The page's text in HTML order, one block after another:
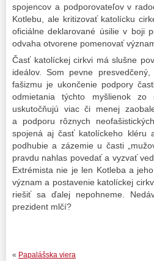
spojencov a podporovateľov v
Kotlebu, ale kritizovať katolícku
oficiálne deklarované úsilie v boji
odvaha otvorene pomenovať
Časť katolíckej cirkvi má slušne
ideálov. Som pevne
fašizmu je ukončenie podpory
odmietania týchto myšlienok zo
uskutočňujú viac či menej
a podporu rôznych
spojená aj časť katolíckeho kléru
podhubie a zázemie u časti
pravdu nahlas povedať a vyzvať
Extrémista nie je len Kotleba a
význam a postavenie katolíckej
riešiť sa ďalej nepohneme.
prezident mlčí?
« Papalášska viera